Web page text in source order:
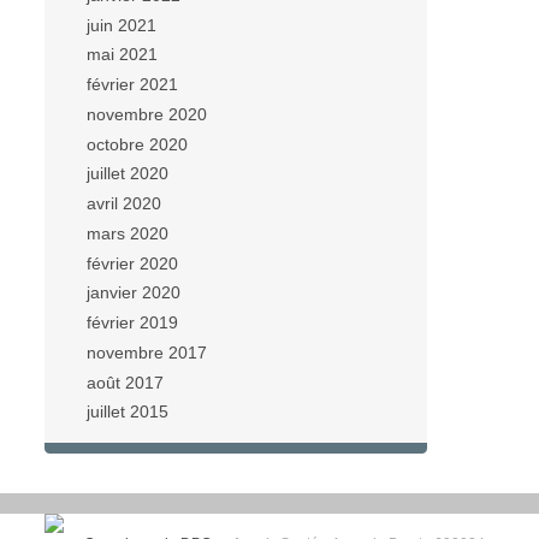
juin 2021
mai 2021
février 2021
novembre 2020
octobre 2020
juillet 2020
avril 2020
mars 2020
février 2020
janvier 2020
février 2019
novembre 2017
août 2017
juillet 2015